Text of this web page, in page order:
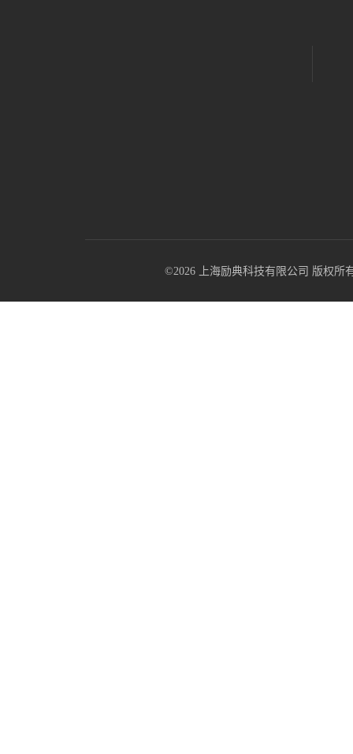
©2026 上海励典科技有限公司 版权所